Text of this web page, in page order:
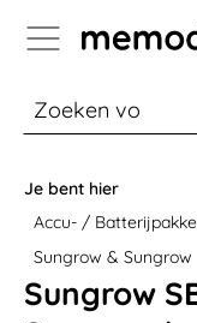
naar navigatie B2B-
% Sale
Je bent hier
Accu- /
Sungrow & Sungrow
Sungrow